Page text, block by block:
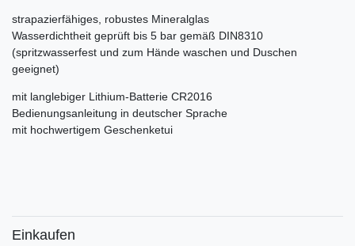
strapazierfähiges, robustes Mineralglas
Wasserdichtheit geprüft bis 5 bar gemäß DIN8310
(spritzwasserfest und zum Hände waschen und Duschen
geeignet)
mit langlebiger Lithium-Batterie CR2016
Bedienungsanleitung in deutscher Sprache
mit hochwertigem Geschenketui
Einkaufen